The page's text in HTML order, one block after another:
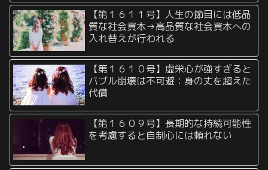
【第１６１１号】人生の節目には低品
質な社会資本→高品質な社会資本への
入れ替えが行われる
【第１６１０号】虚栄心が強すぎると
バブル崩壊は不可避：身の丈を超えた
代償
【第１６０９号】長期的な持続可能性
を考慮すると自制心には頼れない